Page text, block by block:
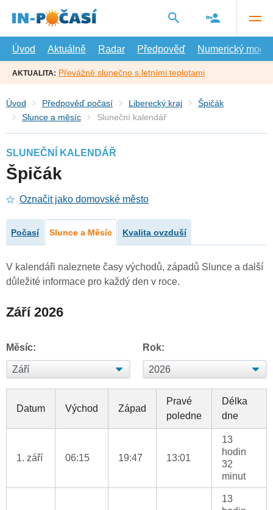
hlavní
Úvod
Aktuálně Radar Předpověď Numerický model
AKTUALITA: Převážně slunečno s letními teplotami
Úvod Předpověď počasí Liberecký kraj
Špičák
Slunce a měsíc
Sluneční kalendář
SLUNEČNÍ KALENDÁŘ
Špičák
Označit jako domovské město
Počasí Slunce a Měsíc Kvalita ovzduší
V kalendáři naleznete časy východů, západů Slunce a další
důležité informace pro každý den v roce.
Září 2026
Měsíc: Rok:
Datum Východ Západ
Pravé
poledne
Délka
dne
1. září 06:15 19:47 13:01
13
hodin
32
minut
13